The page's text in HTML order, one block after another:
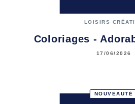
LOISIRS
Coloriages -
17/06/2026
NOUVEAUTÉ